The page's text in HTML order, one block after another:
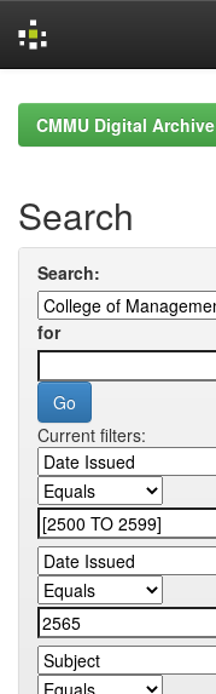
navigationCMMU Digital Archive
Search
Search:
for
Current filters: